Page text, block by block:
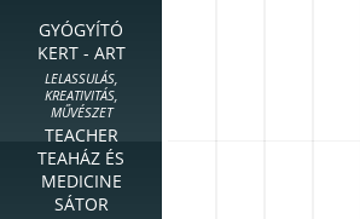
GYÓGYÍTÓ
KERT - ART
LELASSULÁS,
KREATIVITÁS,
MŰVÉSZET
TEACHER
TEAHÁZ ÉS
MEDICINE
SÁTOR